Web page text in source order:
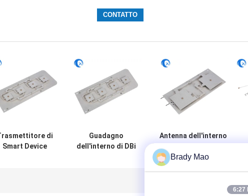
di
Smart Device
Guadagno
dell'interno di DBi
Antenna dell'interno
dell'antenna/868MHZ
RoLa del modulo
Brady Mao
6:27